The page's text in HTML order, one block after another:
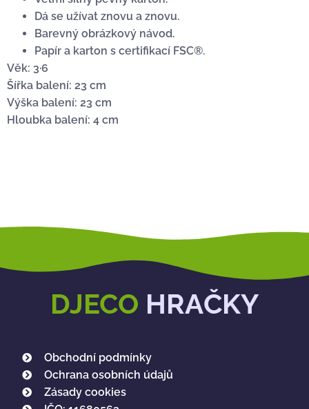
Dá se užívat znovu a znovu.
Barevný obrázkový návod.
Papír a karton s certifikací FSC®.
Věk: 3·6
Šířka balení: 23 cm
Výška balení: 23 cm
Hloubka balení: 4 cm
DJECO HRAČKY
Obchodní podmínky
Ochrana osobních údajů
Zásady cookies